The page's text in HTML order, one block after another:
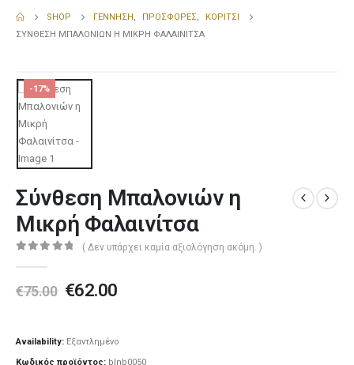
SHOP ΓΈΝΝΗΣΗ, ΠΡΟΣΦΟΡΈΣ,
ΚΟΡΊΤΣΙ
ΣΎΝΘΕΣΗ ΜΠΑΛΟΝΙΏΝ Η ΜΙΚΡΉ ΦΑΛΑΙΝΊΤΣΑ
-17%
Σύνθεση Μπαλονιών η
Μικρή Φαλαινίτσα
( Δεν υπάρχει καμία αξιολόγηση ακόμη. )
€75.00 €62.00
Availability: Εξαντλημένο
Κωδικός προϊόντος: blnb0050